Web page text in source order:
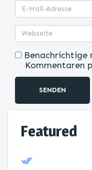
Benachrichtige
Kommentaren
SENDEN
Featured